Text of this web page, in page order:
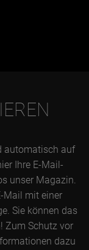
automatisch auf
Ihre E-Mail-
unser Magazin.
Mail mit einer
Sie können das
Zum Schutz vor
dazu